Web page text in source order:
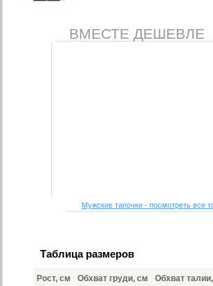
ВМЕСТЕ ДЕШЕВЛЕ
Мужские тапочки - посмотреть все
Таблица размеров
Рост, см Обхват груди, см Обхват